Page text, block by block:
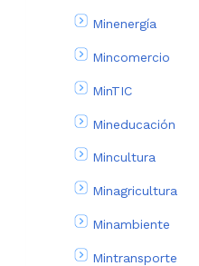
Minenergía
Mincomercio
MinTIC
Mineducación
Mincultura
Minagricultura
Minambiente
Mintransporte